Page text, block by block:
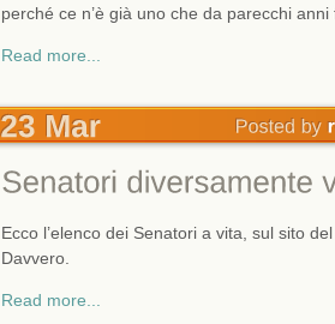
perché ce n’è già uno che da parecchi
Read more...
Ecco l’elenco dei Senatori a vita, sul sito
Davvero.
Read more...